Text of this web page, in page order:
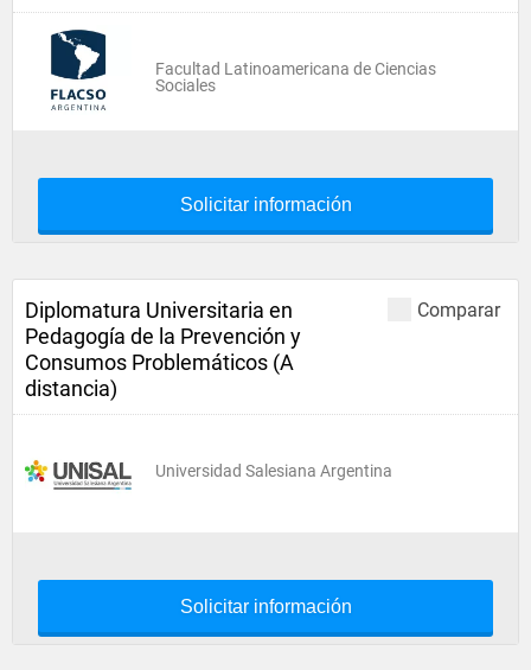
Facultad Latinoamericana de Ciencias
Sociales
Solicitar información
Comparar
Diplomatura Universitaria en
Pedagogía de la Prevención y
Consumos Problemáticos (A
distancia)
Universidad Salesiana Argentina
Solicitar información